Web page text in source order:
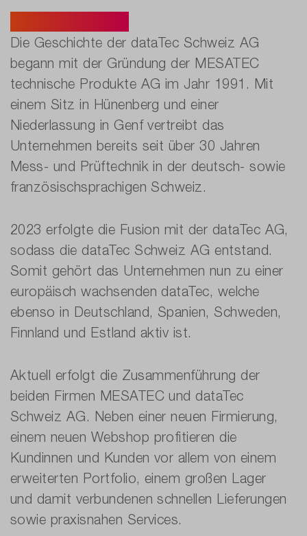
Die Geschichte der dataTec Schweiz AG
begann mit der Gründung der MESATEC
technische Produkte AG im Jahr 1991. Mit
einem Sitz in Hünenberg und einer
Niederlassung in Genf vertreibt das
Unternehmen bereits seit über 30 Jahren
Mess- und Prüftechnik in der deutsch- sowie
französischsprachigen Schweiz.
2023 erfolgte die Fusion mit der dataTec AG,
sodass die dataTec Schweiz AG entstand.
Somit gehört das Unternehmen nun zu einer
europäisch wachsenden dataTec, welche
ebenso in Deutschland, Spanien, Schweden,
Finnland und Estland aktiv ist.
Aktuell erfolgt die Zusammenführung der
beiden Firmen MESATEC und dataTec
Schweiz AG. Neben einer neuen Firmierung,
einem neuen Webshop profitieren die
Kundinnen und Kunden vor allem von einem
erweiterten Portfolio, einem großen Lager
und damit verbundenen schnellen Lieferungen
sowie praxisnahen Services.